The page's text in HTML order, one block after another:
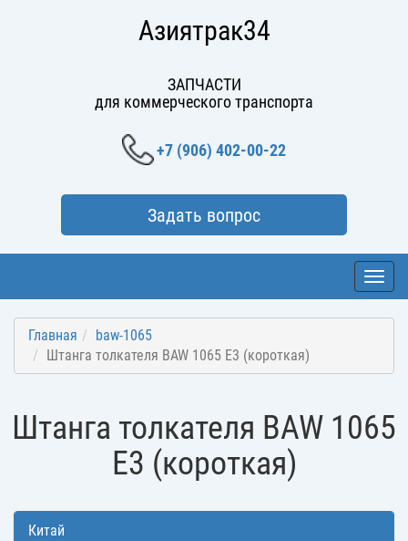
Азиятрак34
ЗАПЧАСТИ
для коммерческого транспорта
+7 (906) 402-00-22
Задать вопрос
Главная
baw-1065
Штанга толкателя BAW 1065 E3 (короткая)
Штанга толкателя BAW 1065
E3 (короткая)
Китай